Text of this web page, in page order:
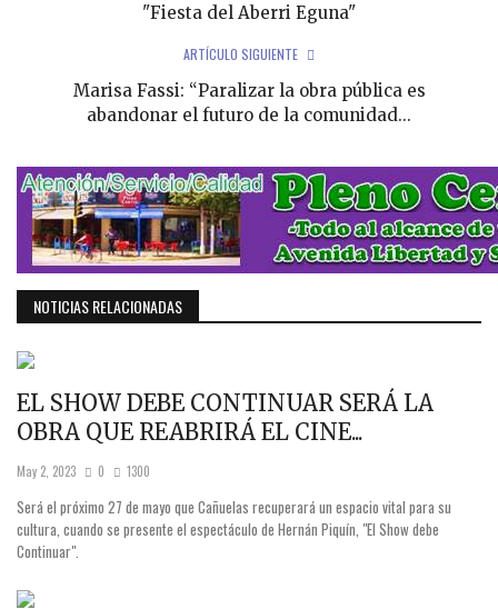
"Fiesta del Aberri Eguna"
ARTÍCULO SIGUIENTE
Marisa Fassi: “Paralizar la obra pública es
abandonar el futuro de la comunidad...
NOTICIAS RELACIONADAS
EL SHOW DEBE CONTINUAR SERÁ LA
OBRA QUE REABRIRÁ EL CINE...
May 2, 2023 0 1300
Será el próximo 27 de mayo que Cañuelas recuperará un espacio vital para su
cultura, cuando se presente el espectáculo de Hernán Piquín, "El Show debe
Continuar".